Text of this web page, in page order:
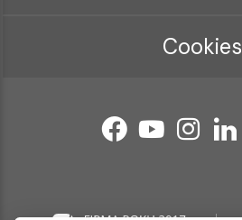
Cookies